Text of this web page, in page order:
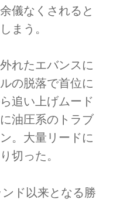
儀なくされると
まう。
れたエバンスに
の脱落で首位に
追い上げムード
油圧系のトラブ
。大量リードに
切った。
ド以来となる勝